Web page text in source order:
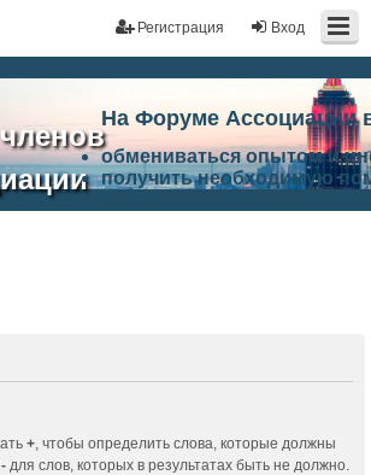
Вход
Регистрация
На Форуме Ассоциации
обмениваться опытом и
получить необходимую
+ , чтобы определить слова, которые должны
- для слов, которых в результатах быть не должно.